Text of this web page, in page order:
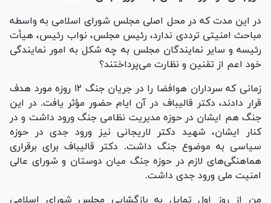
در این مدت که در محل اصلی مجلس شورای اسلامی به واسطه
مباحث امنیتی ترددی ندارد، رئیس مجلس، نواب رئیس، هیأت
رئیسه و سایر نمایندگان مجلس به چه شکل به امور نمایندگی
خود اعم از تقنین و نظارت می‌پرداختند؟
زمانی که سرداران هوافضا را در جریان جنگ ۱۲ روزه مورد هدف
قرار دادند، دکتر قالیباف در آن ایام حضور مؤثر یافت. در این
جنگ هم ایشان در حوزه مدیریت نظامی جنگ ورود داشت و در
کنار ایشان، شهید دکتر لاریجانی نیز ورود جدی در حوزه
سیاسی به موضوع جنگ داشت. دکتر قالیباف برای برقراری
هماهنگی‌های لازم در حوزه جنگ میان دوستان و شورای عالی
امنیت ملی ورود جدی داشت.
من از روز اول تمایل به بازگشایی مجلس شورای اسلامی